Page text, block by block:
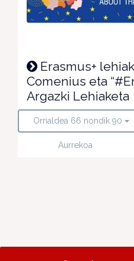
Erasmus+
Comenius eta
Argazki Lehiaketa
Orrialdea 66 nondik 90
Aurrekoa